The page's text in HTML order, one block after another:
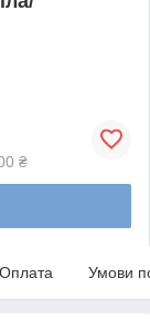
₴
Оплата Умови